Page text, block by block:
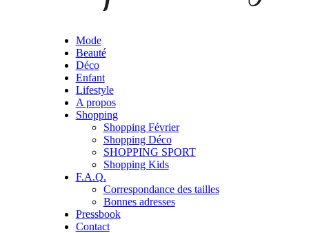
Mode
Beauté
Déco
Enfant
Lifestyle
A propos
Shopping
Shopping Février
Shopping Déco
SHOPPING SPORT
Shopping Kids
F.A.Q.
Correspondance des tailles
Bonnes adresses
Pressbook
Contact